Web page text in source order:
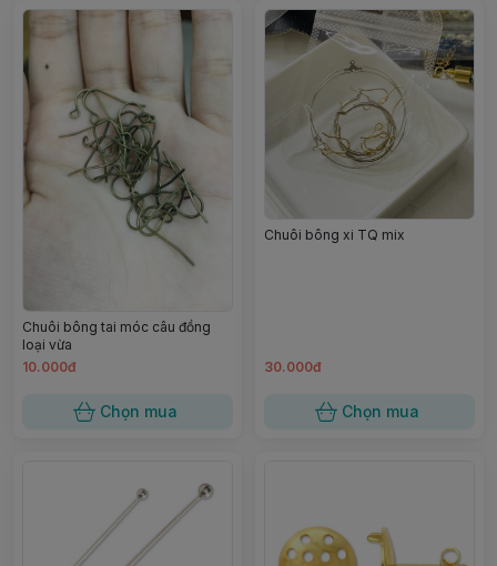
Chuôi bông tai móc câu đồng
loại vừa
10.000đ
Chọn mua
Chuôi bông xi TQ mix
30.000đ
Chọn mua